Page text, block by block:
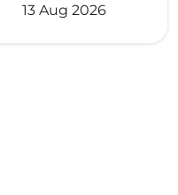
13 Aug 2026